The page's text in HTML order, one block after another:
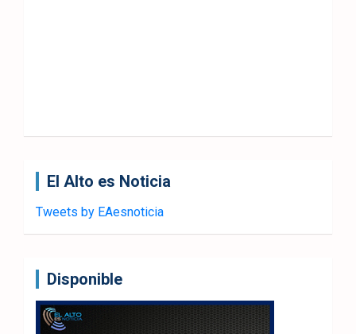
El Alto es Noticia
Tweets by EAesnoticia
Disponible